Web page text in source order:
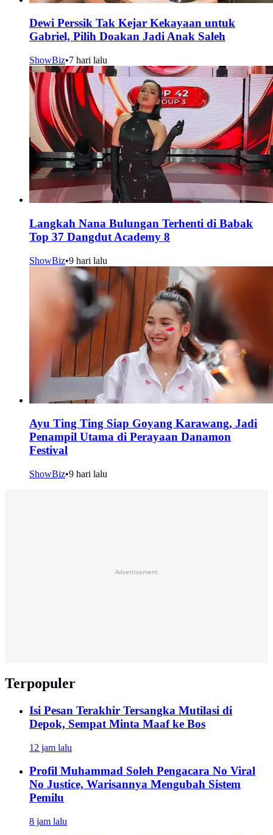
Dewi Perssik Tak Kejar Kekayaan untuk
Gabriel, Pilih Doakan Jadi Anak Saleh
ShowBiz•7 hari lalu
Langkah Nana Bulungan Terhenti di Babak
Top 37 Dangdut Academy 8
ShowBiz•9 hari lalu
Ayu Ting Ting Siap Goyang Karawang, Jadi
Penampil Utama di Perayaan Danamon
Festival
ShowBiz•9 hari lalu
Advertisement
Terpopuler
Isi Pesan Terakhir Tersangka Mutilasi di
Depok, Sempat Minta Maaf ke Bos
12 jam lalu
Profil Muhammad Soleh Pengacara No Viral
No Justice, Warisannya Mengubah Sistem
Pemilu
8 jam lalu